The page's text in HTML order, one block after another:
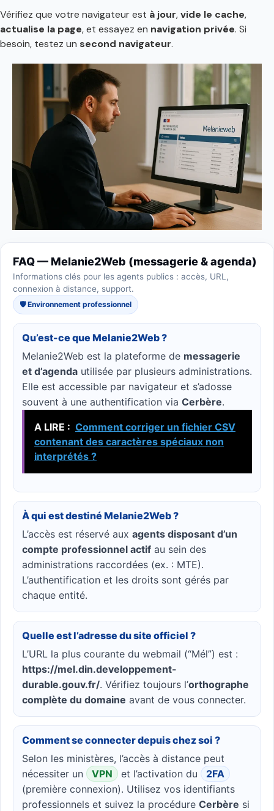
Vérifiez que votre navigateur est à jour,vide le cache,
actualise la page, et essayez en navigation privée. Si
besoin, testez un second navigateur.
FAQ — Melanie2Web (messagerie & agenda)
Informations clés pour les agents publics : accès, URL,
connexion à distance, support.
🛡️ Environnement professionnel
Qu’est-ce que Melanie2Web ?
Melanie2Web est la plateforme de messagerie
et d’agenda utilisée par plusieurs administrations.
Elle est accessible par navigateur et s’adosse
souvent à une authentification via Cerbère.
A LIRE : Comment corriger un fichier CSV
contenant des caractères spéciaux non
interprétés ?
À qui est destiné Melanie2Web ?
L’accès est réservé aux agents disposant d’un
compte professionnel actif au sein des
administrations raccordées (ex. : MTE).
L’authentification et les droits sont gérés par
chaque entité.
Quelle est l’adresse du site officiel ?
L’URL la plus courante du webmail (“Mél”) est :
https://mel.din.developpement-
durable.gouv.fr/. Vérifiez toujours l’orthographe
complète du domaine avant de vous connecter.
Comment se connecter depuis chez soi ?
Selon les ministères, l’accès à distance peut
nécessiter un
VPN et l’activation du
2FA
(première connexion). Utilisez vos identifiants
professionnels et suivez la procédure Cerbère si